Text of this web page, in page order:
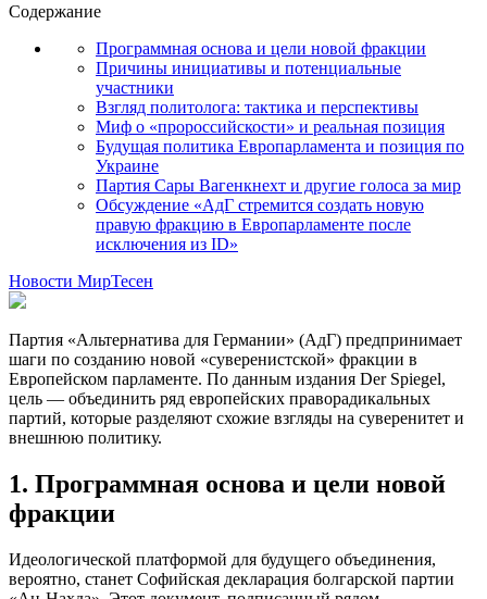
Содержание
Программная основа и цели новой фракции
Причины инициативы и потенциальные
участники
Взгляд политолога: тактика и перспективы
Миф о «пророссийскости» и реальная позиция
Будущая политика Европарламента и позиция по
Украине
Партия Сары Вагенкнехт и другие голоса за мир
Обсуждение «АдГ стремится создать новую
правую фракцию в Европарламенте после
исключения из ID»
Новости МирТесен
Партия «Альтернатива для Германии» (АдГ) предпринимает
шаги по созданию новой «суверенистской» фракции в
Европейском парламенте. По данным издания Der Spiegel,
цель — объединить ряд европейских праворадикальных
партий, которые разделяют схожие взгляды на суверенитет и
внешнюю политику.
1. Программная основа и цели новой
фракции
Идеологической платформой для будущего объединения,
вероятно, станет Софийская декларация болгарской партии